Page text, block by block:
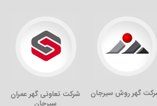
گهر روش سیرجان
شرکت تعاونی گهر عمران
سیرجان